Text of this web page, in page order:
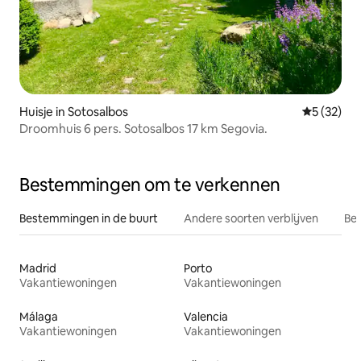
Huisje in Sotosalbos
5 (32)
Droomhuis 6 pers. Sotosalbos 17 km Segovia.
Bestemmingen om te verkennen
Bestemmingen in de buurt Andere soorten verblijven
Madrid
Vakantiewoningen
Porto
Vakantiewoningen
Málaga
Vakantiewoningen
Valencia
Vakantiewoningen